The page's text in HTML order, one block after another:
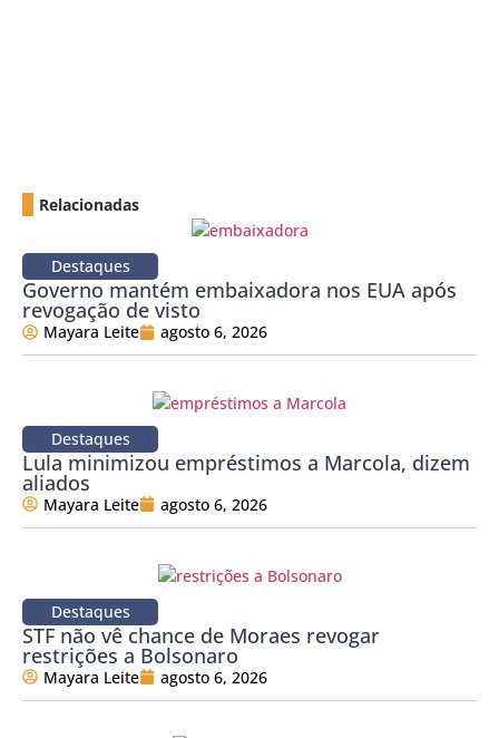
Relacionadas
Destaques
Governo mantém embaixadora nos EUA após
revogação de visto
Mayara Leite agosto 6, 2026
Destaques
Lula minimizou empréstimos a Marcola, dizem
aliados
Mayara Leite agosto 6, 2026
Destaques
STF não vê chance de Moraes revogar
restrições a Bolsonaro
Mayara Leite agosto 6, 2026